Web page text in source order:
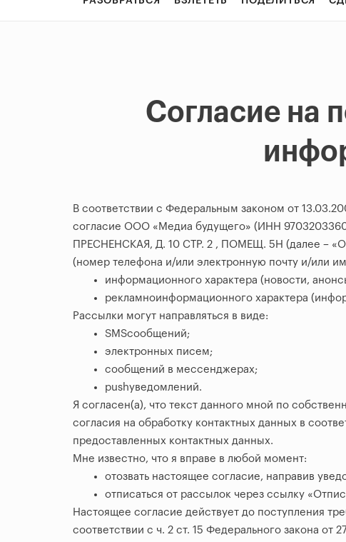
Согласие на
В соответствии с Федеральным законом от
согласие ООО «Медиа будущего» (ИНН
ПРЕСНЕНСКАЯ, Д. 10 СТР. 2 , ПОМЕЩ. 5Н (далее –
(номер телефона и/или электронную почту и/или
информационного характера (новости,
рекламноинформационного характера
Рассылки могут направляться в виде:
SMSсообщений;
электронных писем;
сообщений в мессенджерах;
pushуведомлений.
Я согласен(а), что текст данного мной по
согласия на обработку контактных данных в
предоставленных контактных данных.
Мне известно, что я вправе в любой момент:
отозвать настоящее согласие, направив
отписаться от рассылок через ссылку
Настоящее согласие действует до поступления
соответствии с ч. 2 ст. 15 Федерального закона